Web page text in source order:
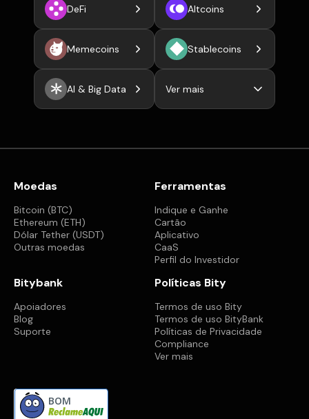
DeFi Altcoins
Memecoins Stablecoins
AI & Big Data Ver mais
Moedas
Bitcoin (BTC)
Ethereum (ETH)
Dólar Tether (USDT)
Outras moedas
Ferramentas
Indique e Ganhe
Cartão
Aplicativo
CaaS
Perfil do Investidor
Bitybank
Apoiadores
Blog
Suporte
Políticas Bity
Termos de uso Bity
Termos de uso BityBank
Políticas de Privacidade
Compliance
Ver mais
BOM